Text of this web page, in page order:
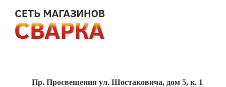
Пр. Просвещения ул. Шостаковича, дом 5, к. 1